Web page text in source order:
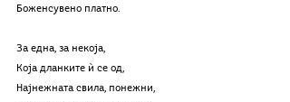
Боженсувено платно.
За една, за некоја,
Која дланките ѝ се од,
Најнежната свила, понежни,